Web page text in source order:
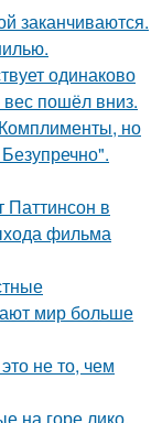
заканчиваются.
одинаково
вес пошёл вниз.
но
в
фильма
мир больше
не то, чем